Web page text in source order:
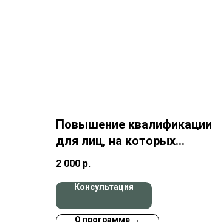
Повышение квалификации
для лиц, на которых
возложена трудовая
функция по проведению
противопожарного
инструктажа
2 000 р.
Консультация
О программе →